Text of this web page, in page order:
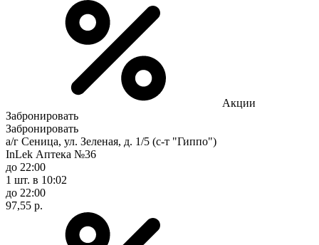
Акции
Забронировать
Забронировать
а/г Сеница, ул. Зеленая, д. 1/5 (с-т "Гиппо")
InLek Аптека №36
до 22:00
1 шт. в 10:02
до 22:00
97,55 р.